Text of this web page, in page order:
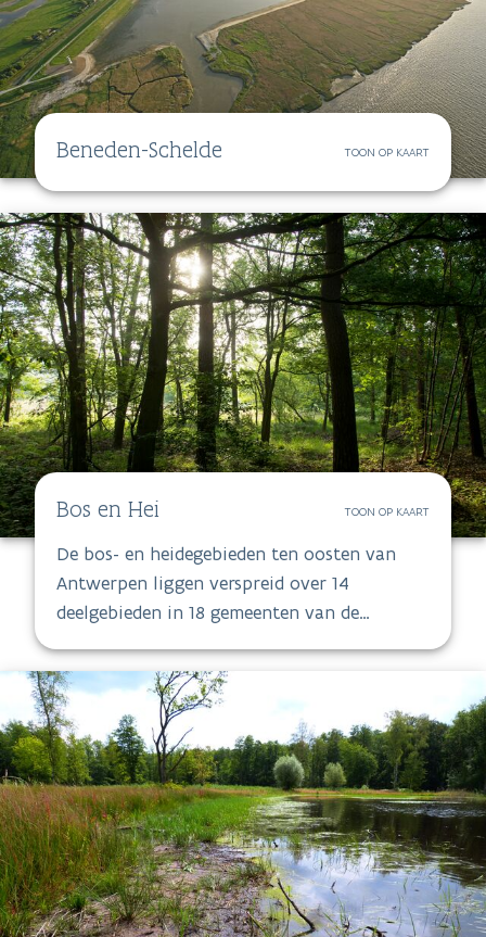
Beneden-Schelde TOON OP KAART
Bos en Hei TOON OP KAART
De bos- en heidegebieden ten oosten van
Antwerpen liggen verspreid over 14
deelgebieden in 18 gemeenten van de
een brede strook centraal in de provincie. De
meeste deelgebieden liggen in de Kempen, in
het Centraal-Kempisch rivier- en
duinendistrict.